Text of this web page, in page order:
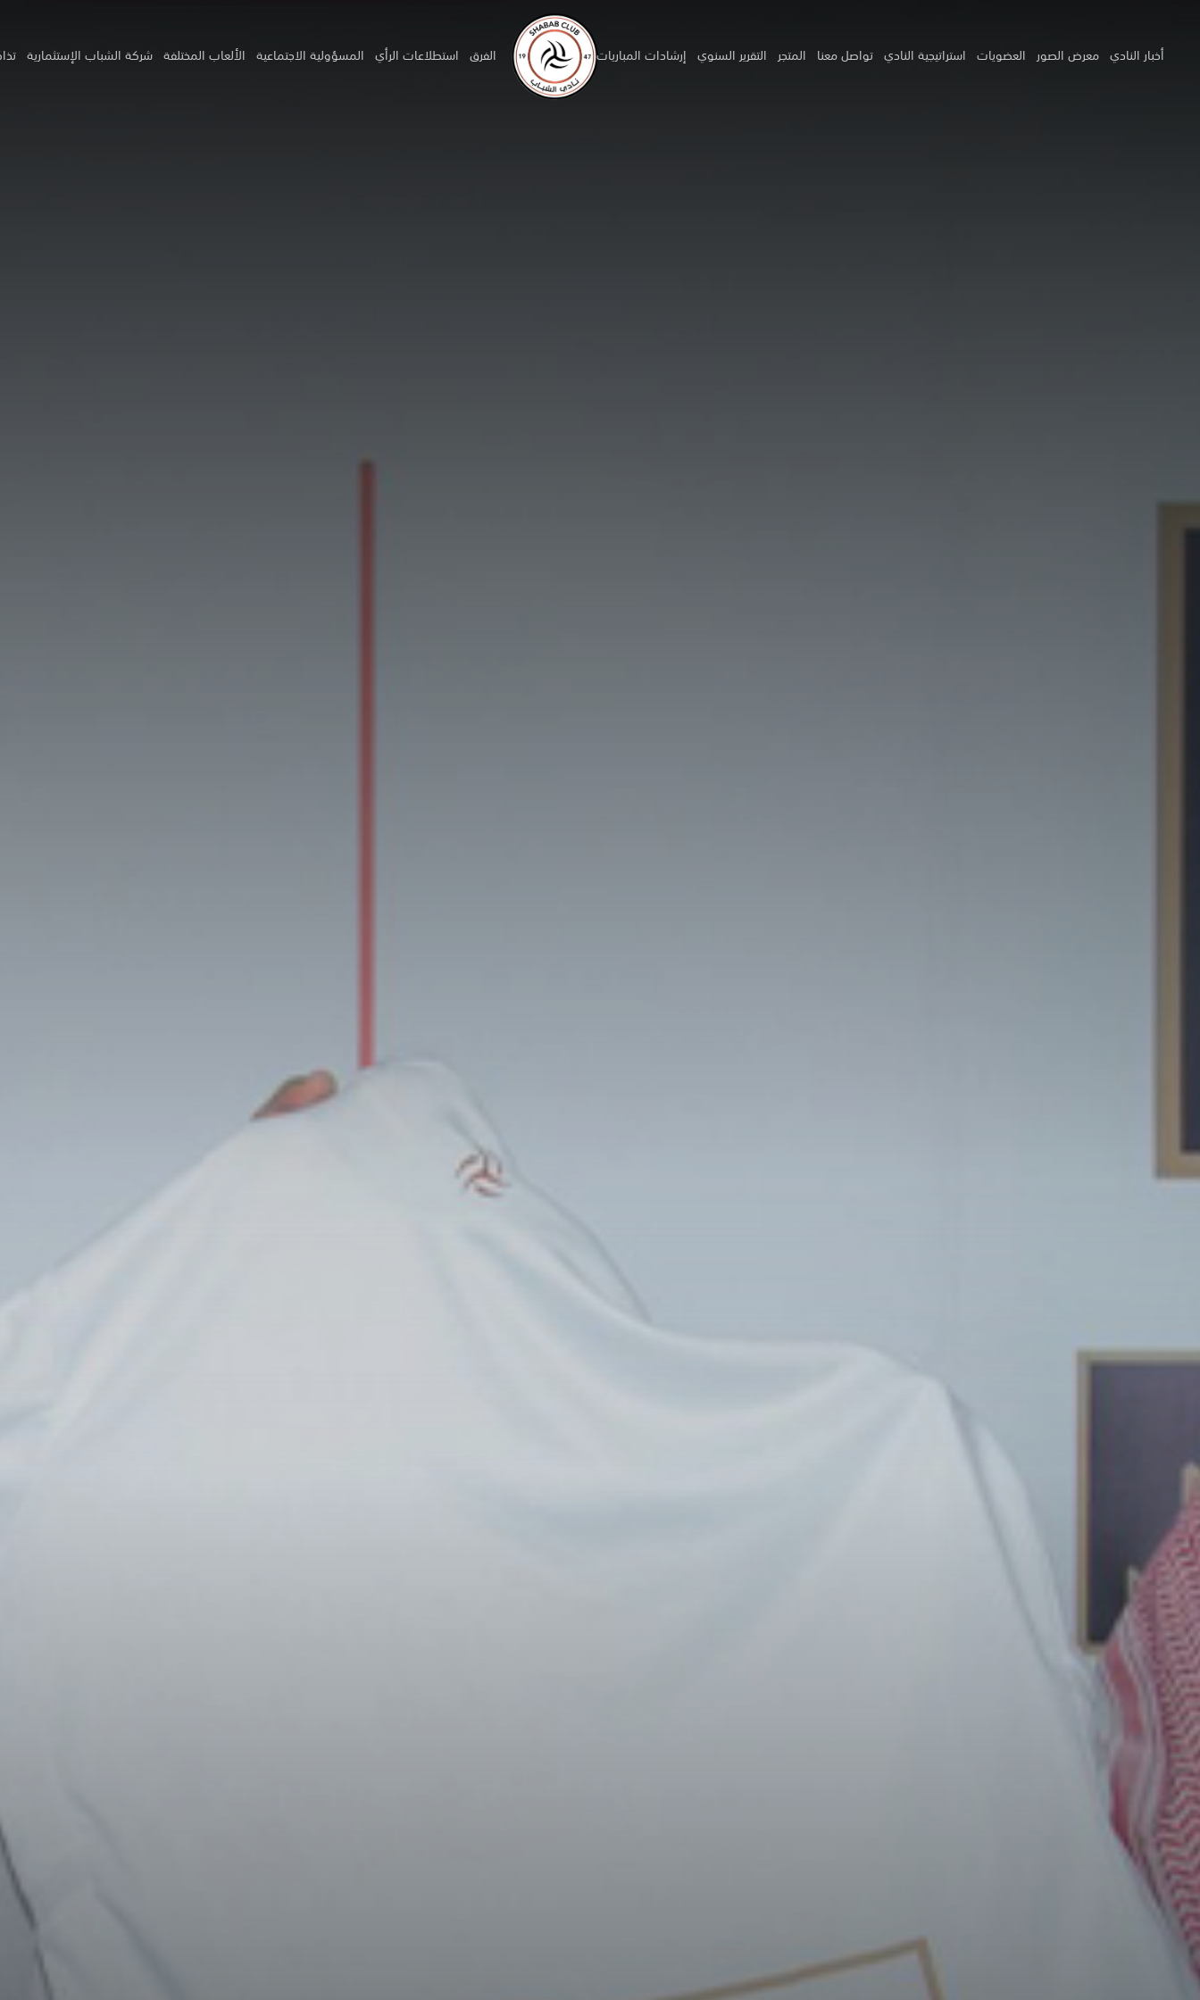
أخبار النادي معرض الصور العضويات استراتيجية النادي تواصل معنا المتجر التقرير السنوي إرشادات المباريات الفرق استطلاعات الرأي المسؤولية الاجتماعية الألعاب المختلفة شركة الشباب الإستثمارية